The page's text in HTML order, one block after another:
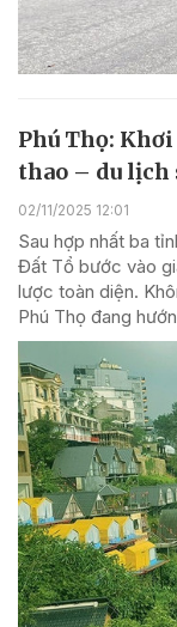
Phú Thọ:
thao – du lịch
02/11/2025 12:01
Sau hợp nhất ba
Đất Tổ bước vào
lược toàn diện.
Phú Thọ đang